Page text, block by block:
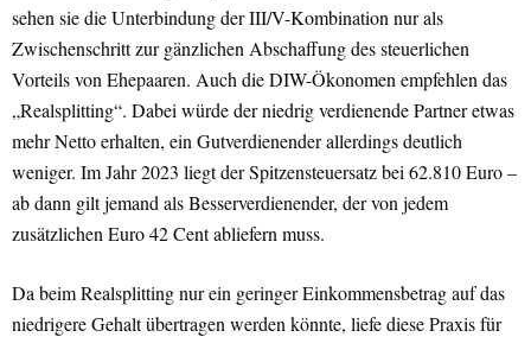
sehen sie die Unterbindung der III/V-Kombination nur als
Zwischenschritt zur gänzlichen Abschaffung des steuerlichen
Vorteils von Ehepaaren. Auch die DIW-Ökonomen empfehlen das
„Realsplitting“. Dabei würde der niedrig verdienende Partner etwas
mehr Netto erhalten, ein Gutverdienender allerdings deutlich
weniger. Im Jahr 2023 liegt der Spitzensteuersatz bei 62.810 Euro –
ab dann gilt jemand als Besserverdienender, der von jedem
zusätzlichen Euro 42 Cent abliefern muss.
Da beim Realsplitting nur ein geringer Einkommensbetrag auf das
niedrigere Gehalt übertragen werden könnte, liefe diese Praxis für